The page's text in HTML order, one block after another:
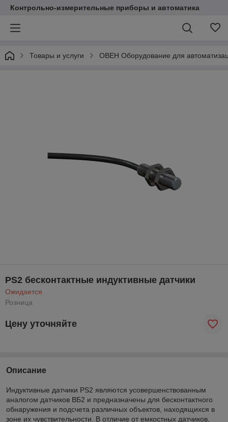
Контрольно-измерительные приборы и автоматика
Товары и услуги ОВЕН Оборудование для
PS2 бесконтактные индуктивные датчики
Ожидается
Розница
Цену уточняйте
Описание
Индуктивные датчики PS2 являются усовершенствованным
аналогом датчиков ВБ2 и предназначены для бесконтактного
обнаружения и подсчета различных объектов, находящихся в
зоне их чувствительности. В отличие от емкостных датчиков,